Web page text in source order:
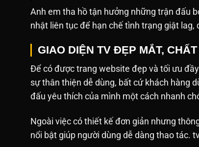
Anh em tha hồ tận hưởng những trận đấu
nhật liên tục để hạn chế tình trạng giật lag,
GIAO DIỆN TV ĐẸP MẮT,
Để có được trang website đẹp và tối ưu
sự thân thiện dễ dùng, bất cứ khách hàng
đấu yêu thích của mình một cách nhanh
Ngoài việc có thiết kế đơn giản nhưng
nổi bật giúp người dùng dễ dàng thao tác.